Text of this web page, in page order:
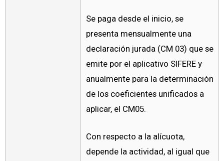
Se paga desde el inicio, se
presenta mensualmente una
declaración jurada (CM 03) que se
emite por el aplicativo SIFERE y
anualmente para la determinación
de los coeficientes unificados a
aplicar, el CM05.
Con respecto a la alícuota,
depende la actividad, al igual que